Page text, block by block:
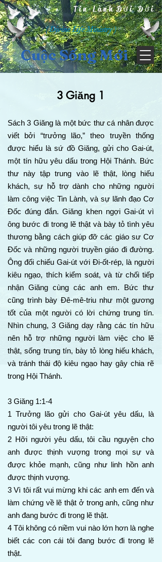
Tin Lành Đời Đời
( Divine Life Ministry )
Cuộc Sống Mới
3 Giăng 1
Sách 3 Giăng là một bức thư cá nhân được
viết bởi “trưởng lão,” theo truyền thống
được hiểu là sứ đồ Giăng, gửi cho Gai-út,
một tín hữu yêu dấu trong Hội Thánh. Bức
thư này tập trung vào lẽ thật, lòng hiếu
khách, sự hỗ trợ dành cho những người
làm công việc Tin Lành, và sự lãnh đạo Cơ
Đốc đúng đắn. Giăng khen ngợi Gai-út vì
ông bước đi trong lẽ thật và bày tỏ tình yêu
thương bằng cách giúp đỡ các giáo sư Cơ
Đốc và những người truyền giáo đi đường.
Ông đối chiếu Gai-út với Đi-ốt-rép, là người
kiêu ngạo, thích kiểm soát, và từ chối tiếp
nhận Giăng cùng các anh em. Bức thư
cũng trình bày Đê-mê-triu như một gương
tốt của một người có lời chứng trung tín.
Nhìn chung, 3 Giăng dạy rằng các tín hữu
nên hỗ trợ những người làm việc cho lẽ
thật, sống trung tín, bày tỏ lòng hiếu khách,
và tránh thái độ kiêu ngạo hay gây chia rẽ
trong Hội Thánh.
3 Giăng 1:1-4
1 Trưởng lão gửi cho Gai-út yêu dấu, là
người tôi yêu trong lẽ thật:
2 Hỡi người yêu dấu, tôi cầu nguyện cho
anh được thịnh vượng trong mọi sự và
được khỏe mạnh, cũng như linh hồn anh
được thịnh vượng.
3 Vì tôi rất vui mừng khi các anh em đến và
làm chứng về lẽ thật ở trong anh, cũng như
anh đang bước đi trong lẽ thật.
4 Tôi không có niềm vui nào lớn hơn là nghe
biết các con cái tôi đang bước đi trong lẽ
thật.